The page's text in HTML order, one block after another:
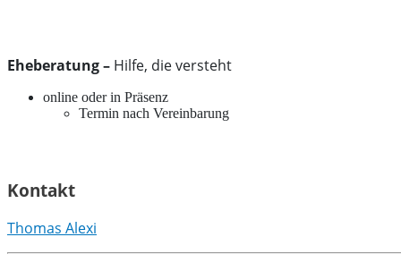
Eheberatung – Hilfe, die versteht
online oder in Präsenz
Termin nach Vereinbarung
Kontakt
Thomas Alexi